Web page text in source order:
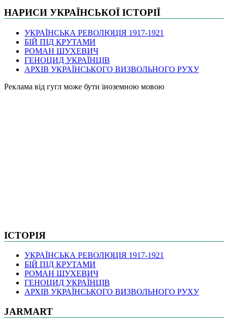
НАРИСИ УКРАЇНСЬКОЇ ІСТОРІЇ
УКРАЇНСЬКА РЕВОЛЮЦІЯ 1917-1921
БІЙ ПІД КРУТАМИ
РОМАН ШУХЕВИЧ
ГЕНОЦИД УКРАЇНЦІВ
АРХІВ УКРАЇНСЬКОГО ВИЗВОЛЬНОГО РУХУ
Pеклама від гугл може бути іноземною мовою
ІСТОРІЯ
УКРАЇНСЬКА РЕВОЛЮЦІЯ 1917-1921
БІЙ ПІД КРУТАМИ
РОМАН ШУХЕВИЧ
ГЕНОЦИД УКРАЇНЦІВ
АРХІВ УКРАЇНСЬКОГО ВИЗВОЛЬНОГО РУХУ
JARMART